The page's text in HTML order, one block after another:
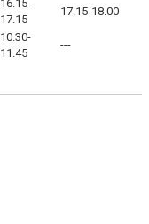
16.15-
17.15
17.15-18.00
10.30-
11.45
---